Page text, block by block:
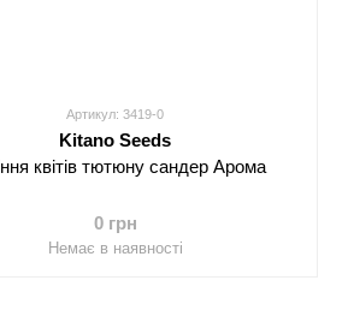
Артикул: 3419-0
Kitano Seeds
квітів тютюну сандер Арома
0 грн
Немає в наявності